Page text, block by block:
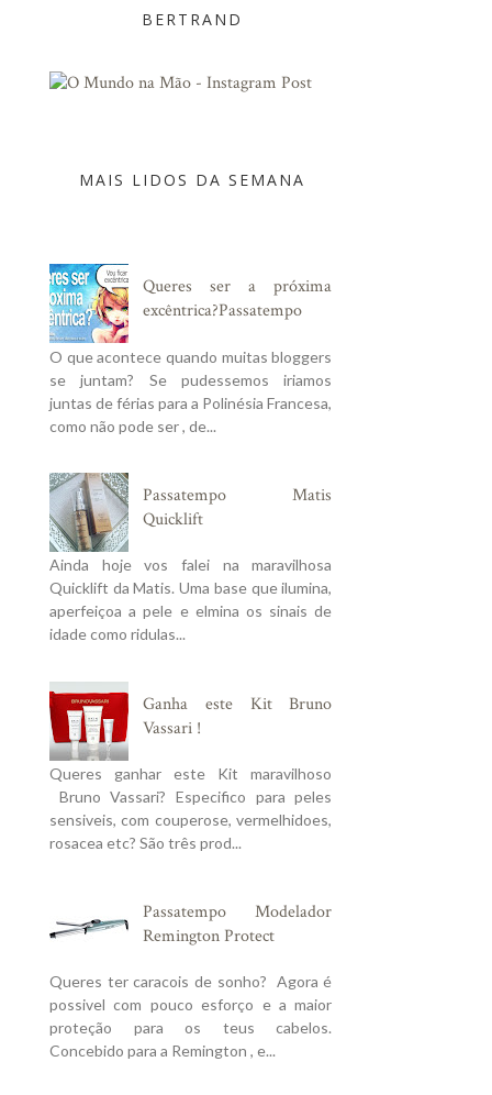
BERTRAND
MAIS LIDOS DA SEMANA
Queres ser a próxima
excêntrica?Passatempo
O que acontece quando muitas bloggers
se juntam? Se pudessemos iriamos
juntas de férias para a Polinésia Francesa,
como não pode ser , de...
Passatempo Matis
Quicklift
Ainda hoje vos falei na maravilhosa
Quicklift da Matis. Uma base que ilumina,
aperfeiçoa a pele e elmina os sinais de
idade como ridulas...
Ganha este Kit Bruno
Vassari !
Queres ganhar este Kit maravilhoso
Bruno Vassari? Especifico para peles
sensiveis, com couperose, vermelhidoes,
rosacea etc? São três prod...
Passatempo Modelador
Remington Protect
Queres ter caracois de sonho? Agora é
possivel com pouco esforço e a maior
proteção para os teus cabelos.
Concebido para a Remington , e...